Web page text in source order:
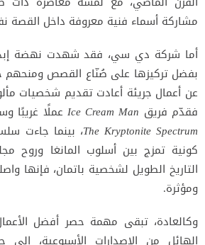
مشاركة أسماء فنية معروفة داخل القصة
أما شركة دي سي، فقد شهدت نهضة
بفضل تركيزها على صُنّاع القصص ومنحهم
عن أعمال جريئة أعادت تقديم شخصيات
فقدّم فريق Ice Cream Man عملًا غريبًا
The Kryptonite Spectrum، بينما جاءت
التاريخ الطويل لشخصية باتمان، فإنها
ومؤثرة.
وكالعادة، تبقى مهمة حصر أفضل
الهائل من الإصدارات الأسبوعية، إلى